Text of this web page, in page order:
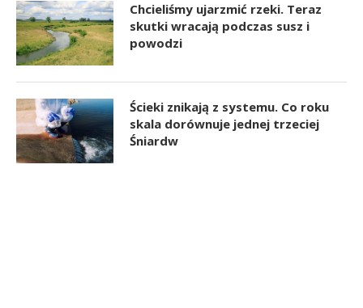
Chcieliśmy ujarzmić rzeki. Teraz
skutki wracają podczas susz i
powodzi
Ścieki znikają z systemu. Co roku
skala dorównuje jednej trzeciej
Śniardw